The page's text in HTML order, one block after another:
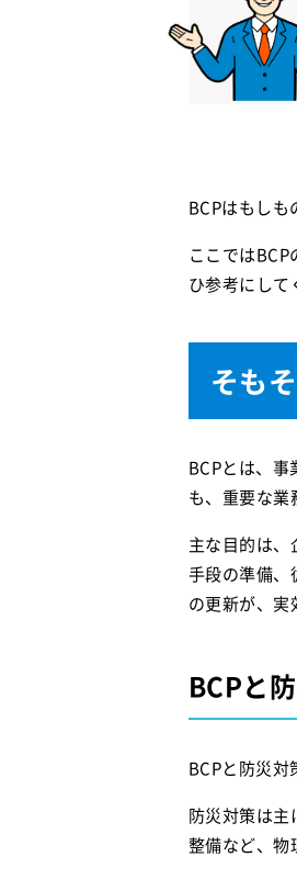
BCPはもしも
ここでは
ひ参考にして
そも
BCPとは、
も、重要な業
主な目的は
手段の準備、
の更新が、実
BCPと
BCPと防災対
防災対策は主
整備など、物